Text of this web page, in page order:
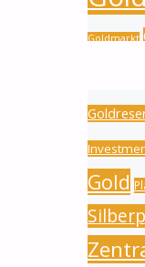
Goldmarkt
Gold